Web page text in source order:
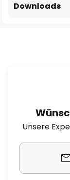
Downloads
Unsere